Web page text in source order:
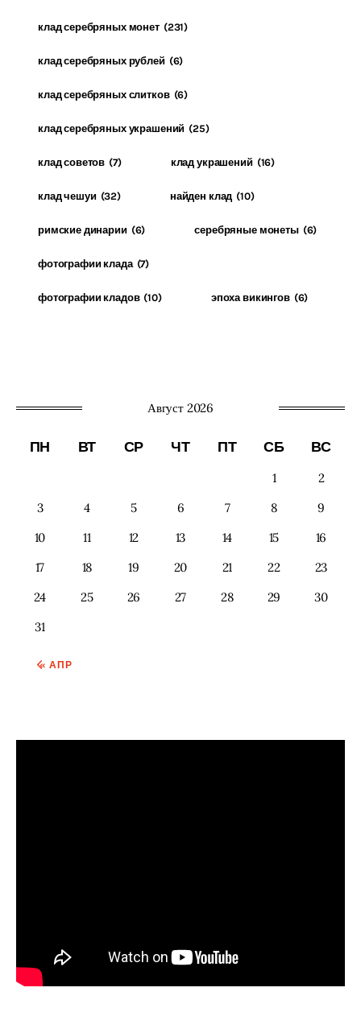
клад серебряных монет (231)
клад серебряных рублей (6)
клад серебряных слитков (6)
клад серебряных украшений (25)
клад советов (7) клад украшений (16)
клад чешуи (32) найден клад (10)
римские динарии (6) серебряные монеты (6)
фотографии клада (7)
фотографии кладов (10) эпоха викингов (6)
Август 2026
ПН ВТ СР ЧТ ПТ СБ ВС
1
2
3
4 5 6 7 8
9
10
11 12 13 14 15
16
17
18 19 20 21 22
23
24
25 26 27 28 29
30
31
« АПР